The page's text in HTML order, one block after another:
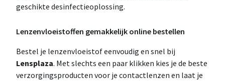
geschikte desinfectieoplossing.
Lenzenvloeistoffen gemakkelijk online bestellen
Bestel je lenzenvloeistof eenvoudig en snel bij
Lensplaza. Met slechts een paar klikken kies je de beste
verzorgingsproducten voor je contactlenzen en laat je